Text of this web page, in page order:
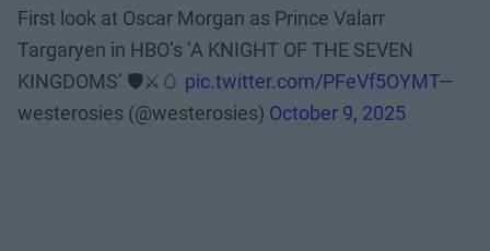
First look at Oscar Morgan as Prince Valarr
Targaryen in HBO’s ‘A KNIGHT OF THE SEVEN
KINGDOMS’ 🛡️⚔️🥚 pic.twitter.com/PFeVf5OYMT—
westerosies (@westerosies) October 9, 2025